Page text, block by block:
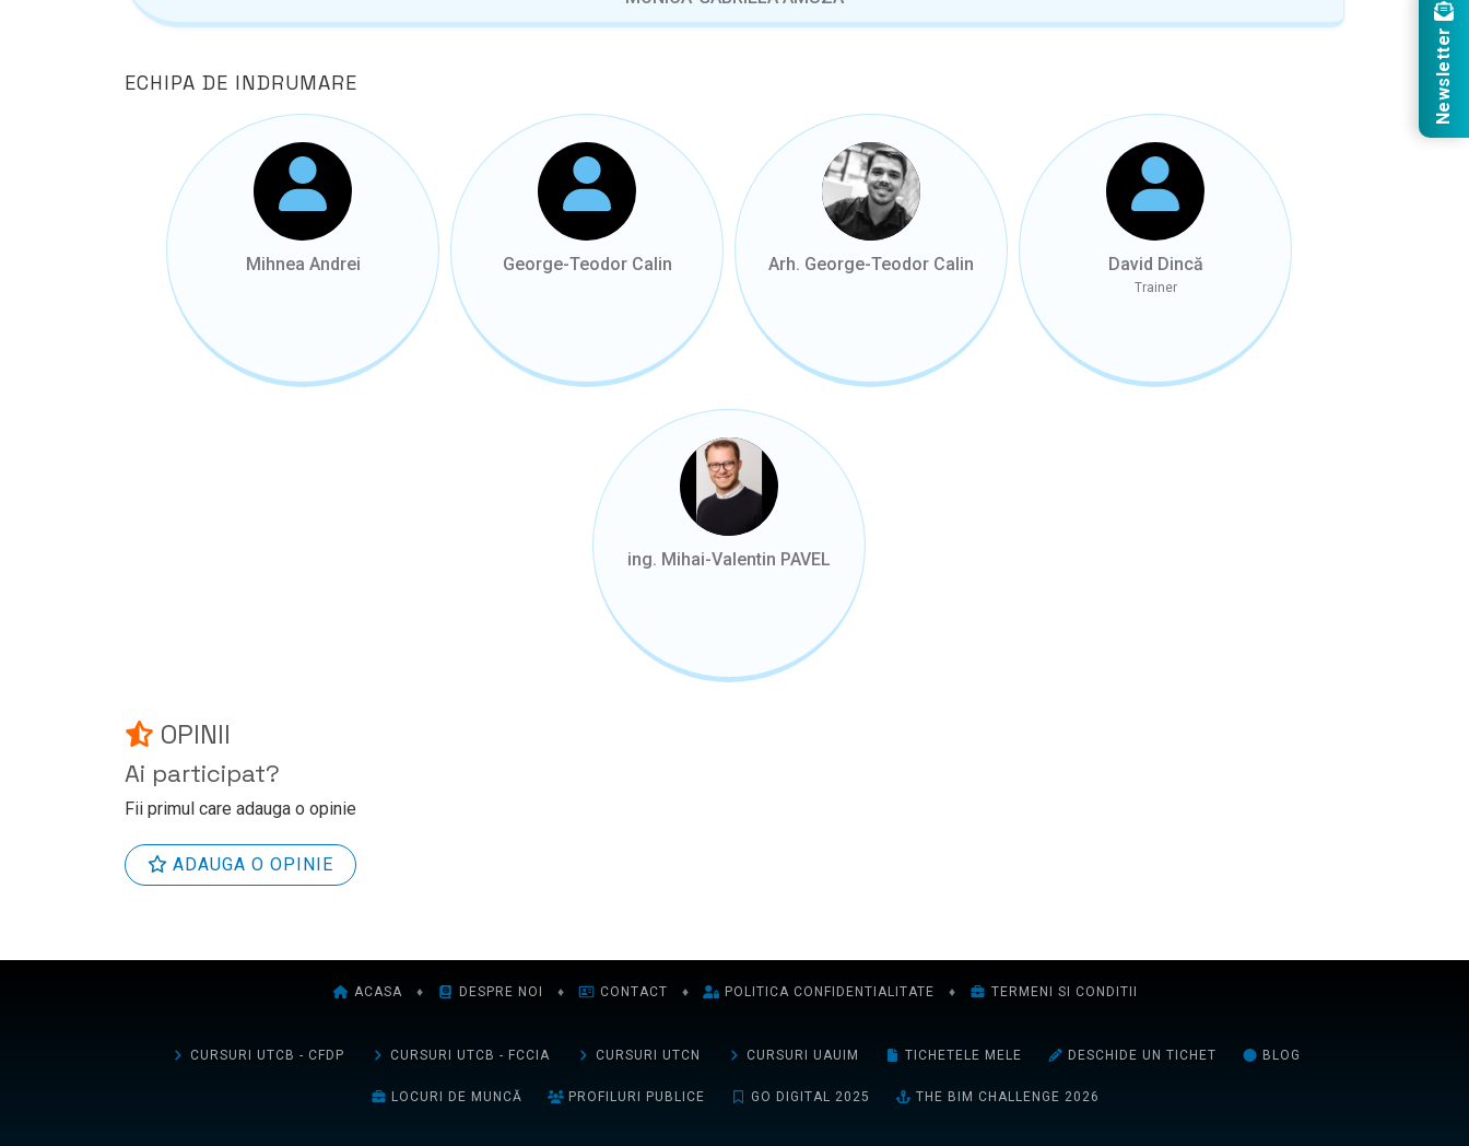
ECHIPA DE INDRUMARE
Mihnea Andrei George-Teodor Calin Arh. George-Teodor Calin David Dincă
Trainer
ing. Mihai-Valentin PAVEL
OPINII
Ai participat?
Fii primul care adauga o opinie
ADAUGA O OPINIE
ACASA ♦ DESPRE NOI ♦ CONTACT ♦ POLITICA CONFIDENTIALITATE ♦ TERMENI SI CONDITII
CURSURI UTCB - CFDP CURSURI UTCB - FCCIA CURSURI UTCN CURSURI UAUIM TICHETELE MELE DESCHIDE UN TICHET BLOG
LOCURI DE MUNCĂ PROFILURI PUBLICE GO DIGITAL 2025 THE BIM CHALLENGE 2026
Newsletter